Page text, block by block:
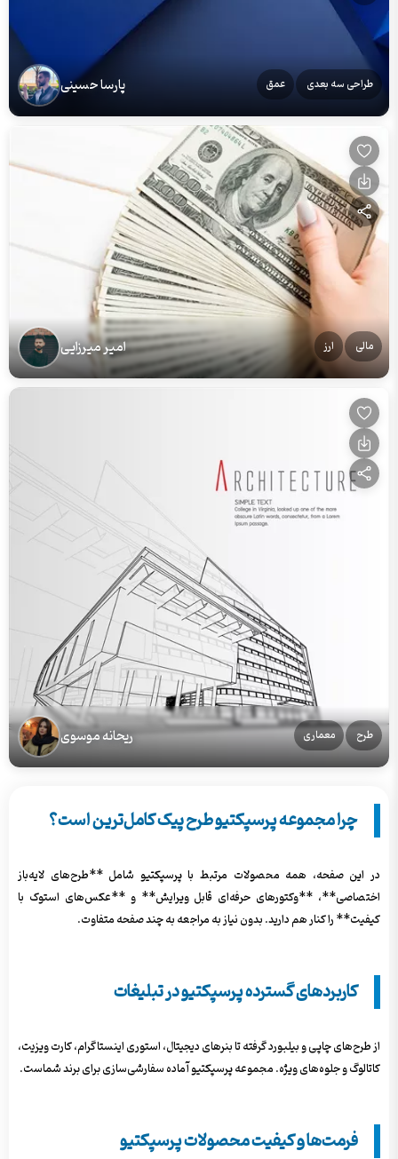
طراحی سه بعدی عمق پارسا حسینی
مالی ارز امیر میرزایی
طرح معماری ریحانه موسوی
چرا مجموعه پرسپکتیو طرح پیک کامل‌ترین است؟
در این صفحه، همه محصولات مرتبط با پرسپکتیو شامل **طرح‌های لایه‌باز
اختصاصی**، **وکتورهای حرفه‌ای قابل ویرایش** و **عکس‌های استوک با
کیفیت** را کنار هم دارید. بدون نیاز به مراجعه به چند صفحه متفاوت.
کاربردهای گسترده پرسپکتیو در تبلیغات
از طرح‌های چاپی و بیلبورد گرفته تا بنرهای دیجیتال، استوری اینستاگرام، کارت ویزیت،
کاتالوگ و جلوه‌های ویژه. مجموعه پرسپکتیو آماده سفارشی‌سازی برای برند شماست.
فرمت‌ها و کیفیت محصولات پرسپکتیو